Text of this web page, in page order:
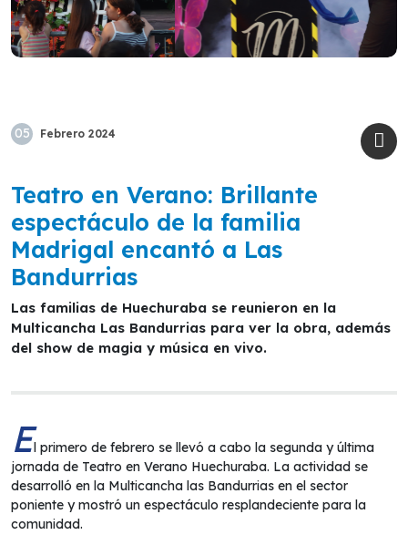
05 Febrero 2024
Teatro en Verano: Brillante
espectáculo de la familia
Madrigal encantó a Las
Bandurrias
Las familias de Huechuraba se reunieron en la
Multicancha Las Bandurrias para ver la obra, además
del show de magia y música en vivo.
El primero de febrero se llevó a cabo la segunda y última
jornada de Teatro en Verano Huechuraba. La actividad se
desarrolló en la Multicancha las Bandurrias en el sector
poniente y mostró un espectáculo resplandeciente para la
comunidad.